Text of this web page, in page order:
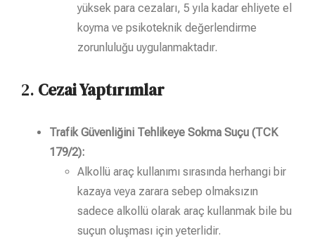
yüksek para cezaları, 5 yıla kadar ehliyete el
koyma ve psikoteknik değerlendirme
zorunluluğu uygulanmaktadır.
2. Cezai Yaptırımlar
Trafik Güvenliğini Tehlikeye Sokma Suçu (TCK
179/2):
Alkollü araç kullanımı sırasında herhangi bir
kazaya veya zarara sebep olmaksızın
sadece alkollü olarak araç kullanmak bile bu
suçun oluşması için yeterlidir.